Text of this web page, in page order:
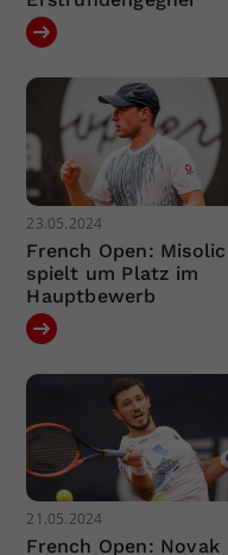
23.05.2024
French Open: Misolic
spielt um Platz im
Hauptbewerb
21.05.2024
French Open: Novak